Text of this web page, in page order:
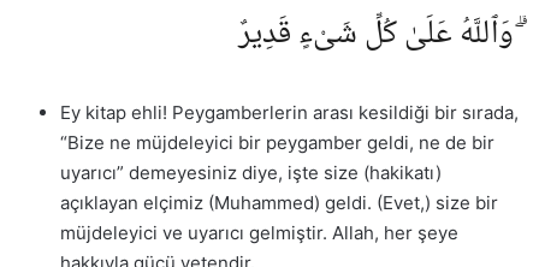
ۗ وَٱللَّهُ عَلَىٰ كُلِّ شَىْءٍ قَدِيرٌ
Ey kitap ehli! Peygamberlerin arası kesildiği bir sırada,
“Bize ne müjdeleyici bir peygamber geldi, ne de bir
uyarıcı” demeyesiniz diye, işte size (hakikatı)
açıklayan elçimiz (Muhammed) geldi. (Evet,) size bir
müjdeleyici ve uyarıcı gelmiştir. Allah, her şeye